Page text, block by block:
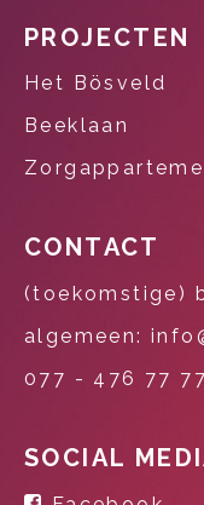
PROJECTEN
Het Bösveld
Beeklaan
CONTACT
(toekomstige)
algemeen:
077 - 476 77 77
SOCIAL